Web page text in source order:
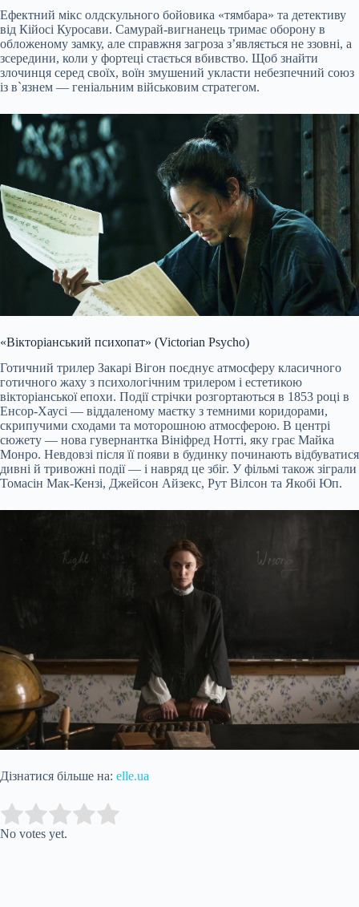
Ефектний мікс олдскульного бойовика «тямбара» та детективу
від Кійосі Куросави. Самурай-вигнанець тримає оборону в
обложеному замку, але справжня загроза з’являється не ззовні, а
зсередини, коли у фортеці стається вбивство. Щоб знайти
злочинця серед своїх, воїн змушений укласти небезпечний союз
із в`язнем — геніальним військовим стратегом.
«Вікторіанський психопат» (Victorian Psycho)
Готичний трилер Закарі Вігон поєднує атмосферу класичного
готичного жаху з психологічним трилером і естетикою
вікторіанської епохи. Події стрічки розгортаються в 1853 році в
Енсор-Хаусі — віддаленому маєтку з темними коридорами,
скрипучими сходами та моторошною атмосферою. В центрі
сюжету — нова гувернантка Вініфред Нотті, яку грає Майка
Монро. Невдовзі після її появи в будинку починають відбуватися
дивні й тривожні події — і навряд це збіг. У фільмі також зіграли
Томасін Мак-Кензі, Джейсон Айзекс, Рут Вілсон та Якобі Юп.
Дізнатися більше на: elle.ua
Rate this item:
No votes yet.